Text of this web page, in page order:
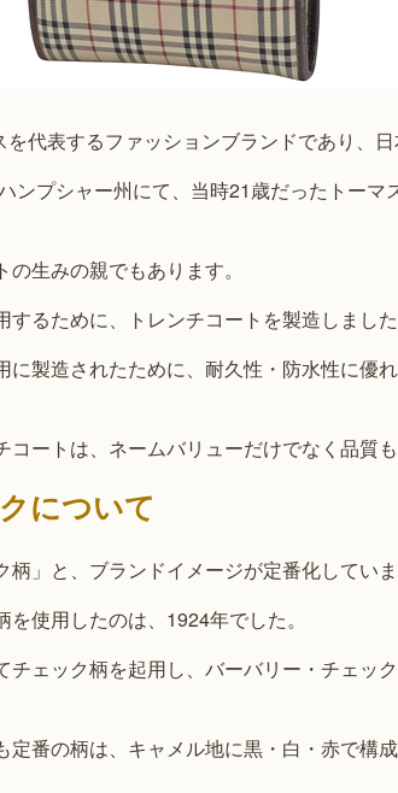
代表するファッションブランドであり、日
ンプシャー州にて、当時21歳だったトーマ
生みの親でもあります。
るために、トレンチコートを製造しました
製造されたために、耐久性・防水性に優
ートは、ネームバリューだけでなく品質も
について
」と、ブランドイメージが定番化していま
使用したのは、1924年でした。
ェック柄を起用し、バーバリー・チェッ
番の柄は、キャメル地に黒・白・赤で構